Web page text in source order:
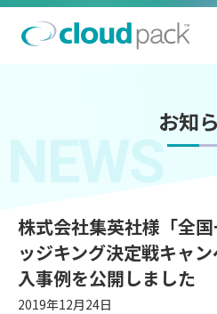
お知
NEWS
株式会社集英社様「全
ッジキング決定戦キャ
入事例を公開しました
2019年12月24日